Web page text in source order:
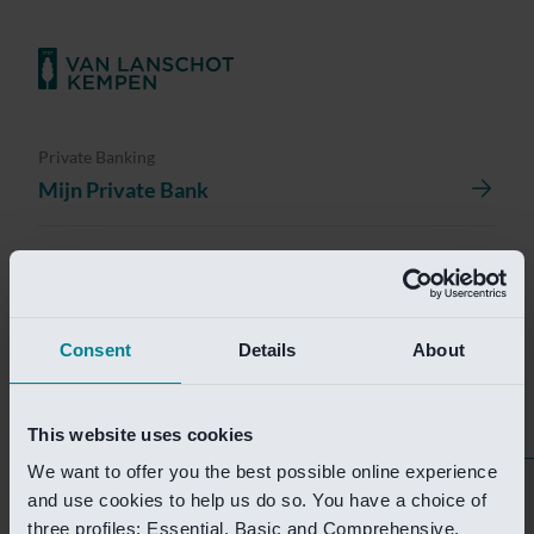
Consent Details About
This website uses cookies
We want to offer you the best possible online experience
and use cookies to help us do so. You have a choice of
three profiles: Essential, Basic and Comprehensive.
Private Banking
Mijn Private Bank
Investment Banking
Van Lanschot Kempen Research
Helaas is deze pagina